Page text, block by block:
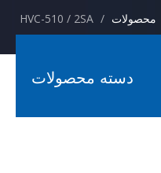
محصولات /
HVC-510 / 2SA
دسته محصولات